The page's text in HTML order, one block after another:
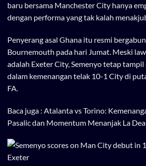
baru bersama Manchester City hanya
dengan performa yang tak kalah
Penyerang asal Ghana itu resmi
Bournemouth pada hari Jumat. Meski
adalah Exeter City, Semenyo tetap tampil
dalam kemenangan telak 10-1 City di
FA.
Baca juga : Atalanta vs Torino:
Pasalic dan Momentum Menanjak La Dea